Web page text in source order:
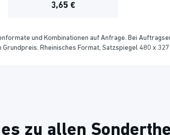
3,65 €
und Kombinationen auf Anfrage. Bei
Grundpreis. Rheinisches Format, Satzspiegel 480 x
zu allen